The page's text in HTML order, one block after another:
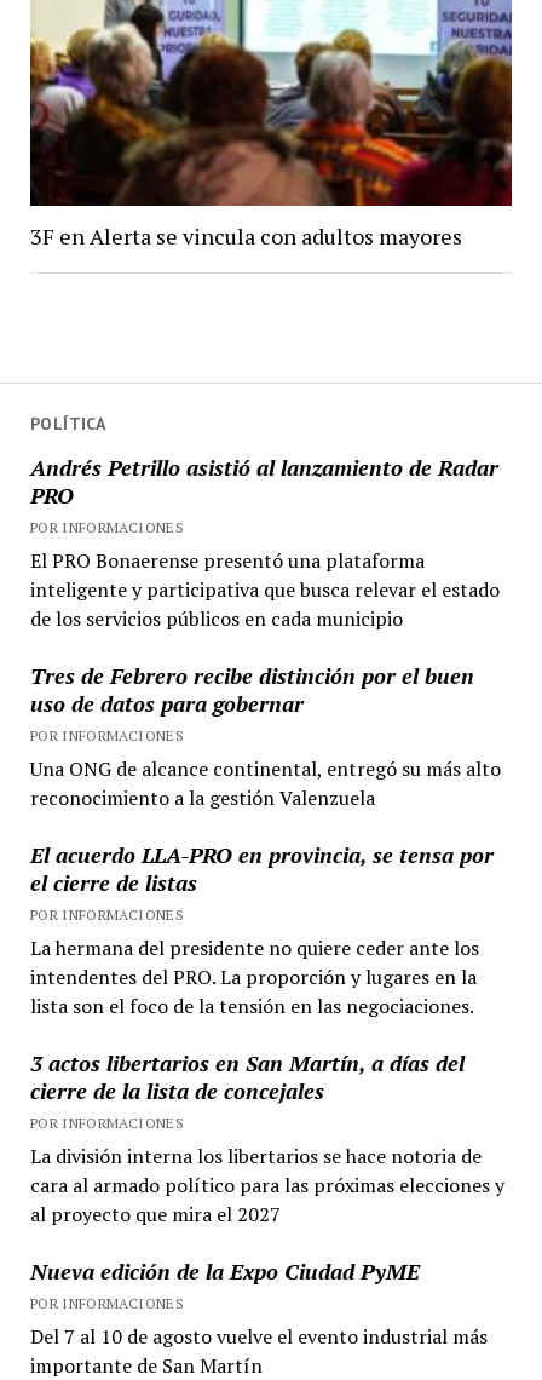
POLÍTICA
Andrés Petrillo asistió al lanzamiento de Radar
PRO
POR INFORMACIONES
El PRO Bonaerense presentó una plataforma
inteligente y participativa que busca relevar el estado
de los servicios públicos en cada municipio
Tres de Febrero recibe distinción por el buen
uso de datos para gobernar
POR INFORMACIONES
Una ONG de alcance continental, entregó su más alto
reconocimiento a la gestión Valenzuela
El acuerdo LLA-PRO en provincia, se tensa por
el cierre de listas
POR INFORMACIONES
La hermana del presidente no quiere ceder ante los
intendentes del PRO. La proporción y lugares en la
lista son el foco de la tensión en las negociaciones.
3 actos libertarios en San Martín, a días del
cierre de la lista de concejales
POR INFORMACIONES
La división interna los libertarios se hace notoria de
cara al armado político para las próximas elecciones y
al proyecto que mira el 2027
Nueva edición de la Expo Ciudad PyME
POR INFORMACIONES
Del 7 al 10 de agosto vuelve el evento industrial más
importante de San Martín
3F en Alerta se vincula con adultos mayores